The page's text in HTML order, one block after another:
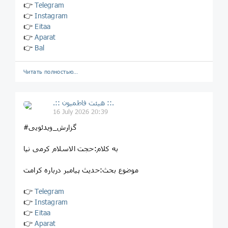
👉Telegram
👉Instagram
👉 Eitaa
👉Aparat
👉 Bal
Читать полностью…
.:: هیئت فاطمیون ::.
16 July 2026 20:39
#گزارش_ویدئویی
به کلام:حجت الاسلام کرمی نیا
موضوع بحث:حدیث پیامبر درباره کرامت
👉Telegram
👉Instagram
👉 Eitaa
👉Aparat